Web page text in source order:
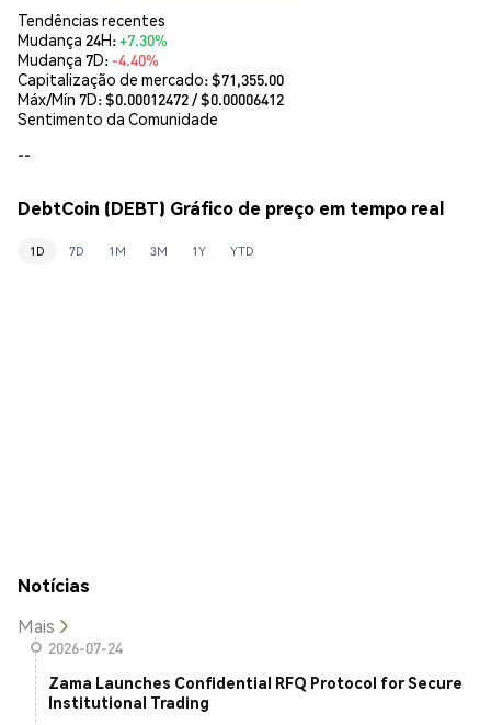
Tendências recentes
Mudança 24H:+7.30%
Mudança 7D: -4.40%
Capitalização de mercado:$71,355.00
Máx/Mín 7D: $0.00012472/ $0.00006412
Sentimento da Comunidade
--
DebtCoin (DEBT) Gráfico de preço em tempo real
1D 7D 1M 3M 1Y YTD
Notícias
Mais
2026-07-24
Zama Launches Confidential RFQ Protocol for Secure
Institutional Trading